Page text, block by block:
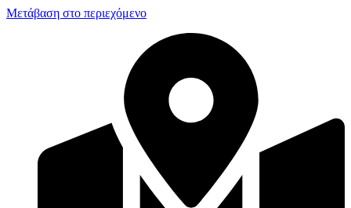
Μετάβαση στο περιεχόμενο